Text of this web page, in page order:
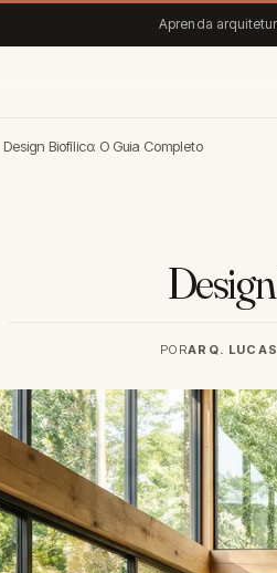
Aprenda
Design Biofílico: O Guia Completo
PORARQ.